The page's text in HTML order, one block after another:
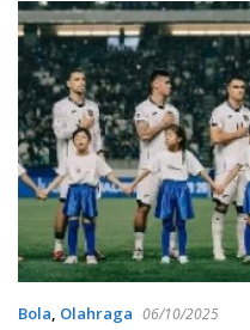
Bola, Olahraga 06/10/2025